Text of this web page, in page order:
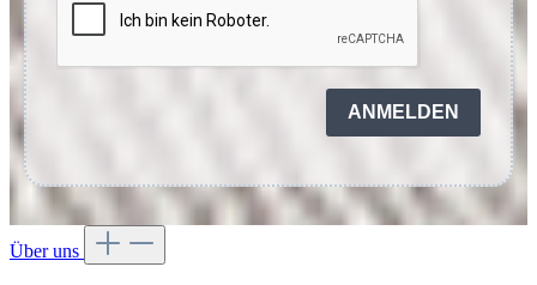
ANMELDEN
Über uns